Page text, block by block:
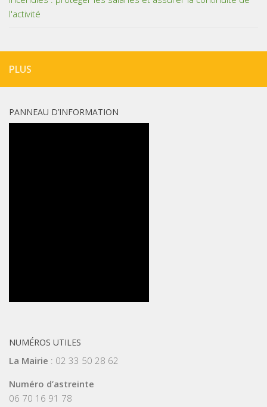
l'activité
PLUS
PANNEAU D’INFORMATION
NUMÉROS UTILES
La Mairie : 02 33 50 28 62
Numéro d’astreinte
06 70 16 91 78